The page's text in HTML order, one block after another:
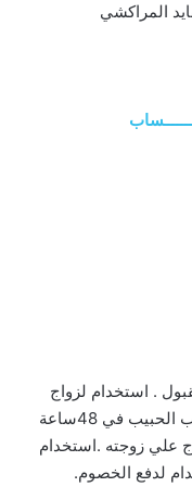
المراكشي
. استخدام لزواج
البنت المتعسرة عن الزواج . استخدام لجلب الحبيب في 48ساعة
علي زوجته .استخدام
لدفع الخصوم.